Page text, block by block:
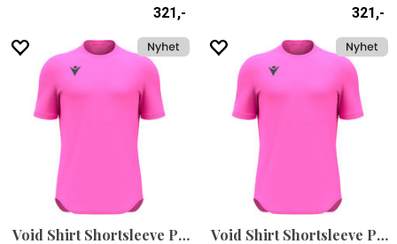
321,- 321,-
Void Shirt Shortsleeve PNK S Void Shirt Shortsleeve PNK M